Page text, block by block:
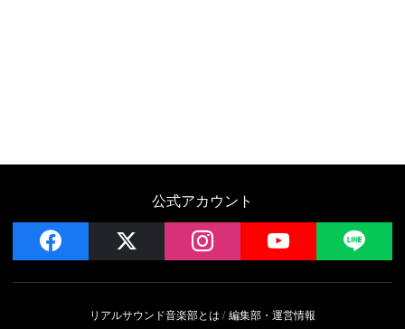
公式アカウント
facebook instagram YouTube
リアルサウンド音楽部とは 編集部・運営情報